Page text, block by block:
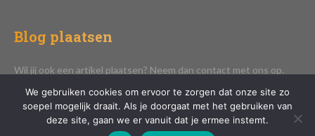
Blog plaatsen
Wil jij ook een artikel plaatsen? Neem dan contact met ons op.
CONTACT
We gebruiken cookies om ervoor te zorgen dat onze site zo
soepel mogelijk draait. Als je doorgaat met het gebruiken van
deze site, gaan we er vanuit dat je ermee instemt.